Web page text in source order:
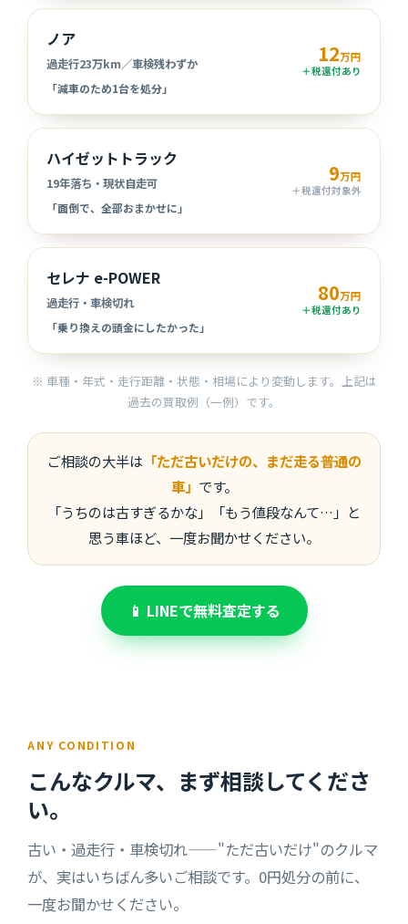
ノア
過走行23万km／車検残わずか
「減車のため1台を処分」
12万円
＋税還付あり
ハイゼットトラック
19年落ち・現状自走可
「面倒で、全部おまかせに」
9万円
＋税還付対象外
セレナ e-POWER
過走行・車検切れ
「乗り換えの頭金にしたかった」
80万円
＋税還付あり
※ 車種・年式・走行距離・状態・相場により変動します。上記は
過去の買取例（一例）です。
ご相談の大半は 「ただ古いだけの、まだ走る普通の
車」 です。
「うちのは古すぎるかな」「もう値段なんて…」と
思う車ほど、一度お聞かせください。
📱 LINEで無料査定する
ANY CONDITION
こんなクルマ、まず相談してくださ
い。
古い・過走行・車検切れ——"ただ古いだけ"のクルマ
が、実はいちばん多いご相談です。0円処分の前に、
一度お聞かせください。